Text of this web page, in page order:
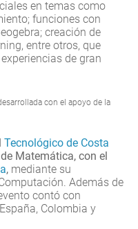
en temas como
funciones con
creación de
entre otros, que
de gran
con el apoyo de la
Tecnológico de Costa
Matemática, con el
, mediante su
Además de
contó con
Colombia y